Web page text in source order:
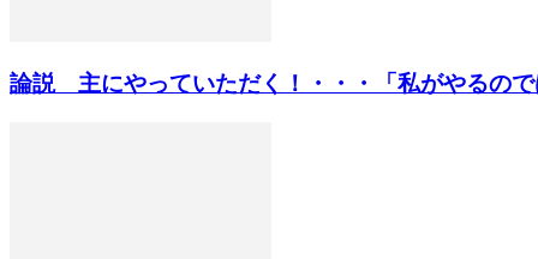
論説 主にやっていただく！・・・「私がやるので